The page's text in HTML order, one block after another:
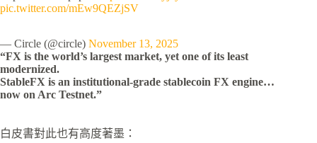
pic.twitter.com/mEw9QEZjSV
— Circle (@circle) November 13, 2025
“FX is the world’s largest market, yet one of its least
modernized.
StableFX is an institutional-grade stablecoin FX engine…
now on Arc Testnet.”
白皮書對此也有高度著墨：